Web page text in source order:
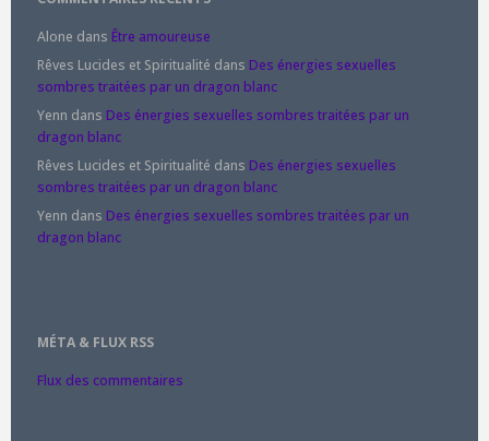
Alone dans Être amoureuse
Rêves Lucides et Spiritualité dans Des énergies sexuelles
sombres traitées par un dragon blanc
Yenn dans Des énergies sexuelles sombres traitées par un
dragon blanc
Rêves Lucides et Spiritualité dans Des énergies sexuelles
sombres traitées par un dragon blanc
Yenn dans Des énergies sexuelles sombres traitées par un
dragon blanc
MÉTA & FLUX RSS
Flux des commentaires